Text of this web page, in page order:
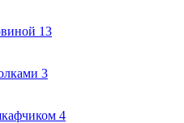
13
3
4